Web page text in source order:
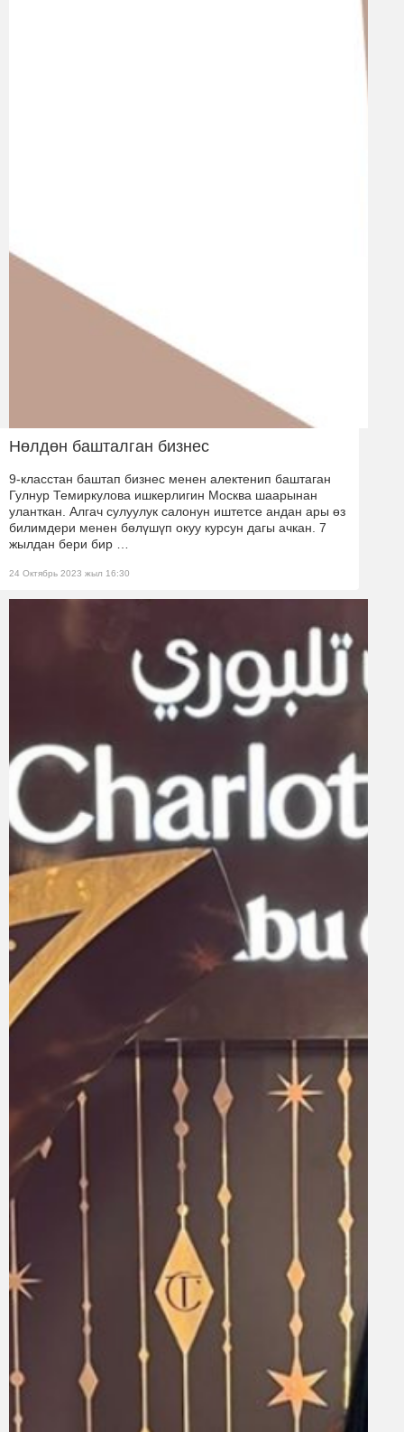
Нөлдөн башталган бизнес
9-класстан баштап бизнес менен алектенип баштаган
Гулнур Темиркулова ишкерлигин Москва шаарынан
уланткан. Алгач сулуулук салонун иштетсе андан ары өз
билимдери менен бөлүшүп окуу курсун дагы ачкан. 7
жылдан бери бир …
24 Октябрь 2023 жыл 16:30